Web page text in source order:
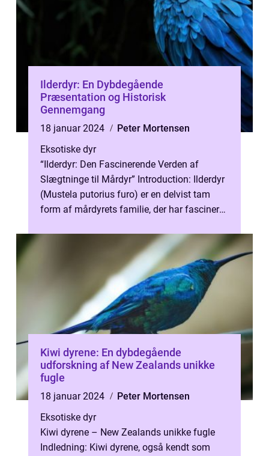
Ilderdyr: En Dybdegående
Præsentation og Historisk
Gennemgang
18 januar 2024
Peter Mortensen
Eksotiske dyr
“Ilderdyr: Den Fascinerende Verden af
Slægtninge til Mårdyr” Introduction: Ilderdyr
(Mustela putorius furo) er en delvist tam
form af mårdyrets familie, der har fascineret
Kiwi dyrene: En dybdegående
udforskning af New Zealands unikke
fugle
18 januar 2024
Peter Mortensen
Eksotiske dyr
Kiwi dyrene – New Zealands unikke fugle
Indledning: Kiwi dyrene, også kendt som